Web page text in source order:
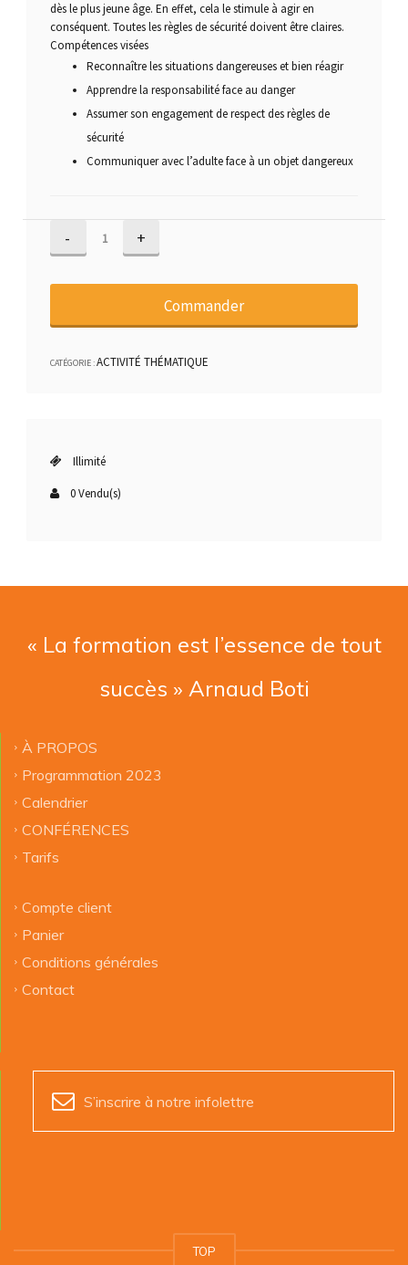
dès le plus jeune âge. En effet, cela le stimule à agir en
conséquent. Toutes les règles de sécurité doivent être claires.
Compétences visées
Reconnaître les situations dangereuses et bien réagir
Apprendre la responsabilité face au danger
Assumer son engagement de respect des règles de
sécurité
Communiquer avec l’adulte face à un objet dangereux
quantité
de
Commander
CATÉGORIE :ACTIVITÉ THÉMATIQUE
Illimité
0 Vendu(s)
« La formation est l’essence de tout
succès » Arnaud Boti
À PROPOS
Programmation 2023
Calendrier
CONFÉRENCES
Tarifs
Compte client
Panier
Conditions générales
Contact
S’inscrire à notre infolettre
TOP